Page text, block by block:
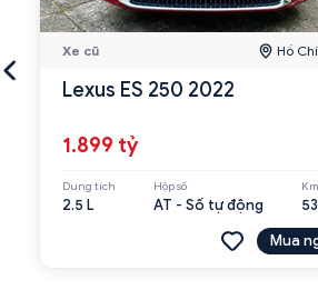
Xe cũ Hồ
Lexus ES 250 2022
1.899 tỷ
Dung tích
2.5 L
Hộp số
AT - Số tự động
Mua